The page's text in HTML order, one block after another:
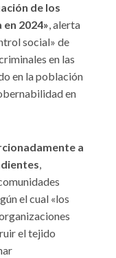
de los
2024», alerta
social» de
en las
en la población
en
a
,
el cual «los
el tejido